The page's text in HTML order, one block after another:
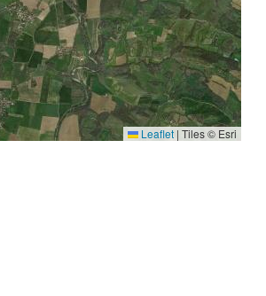
Leaflet | Tiles © Esri